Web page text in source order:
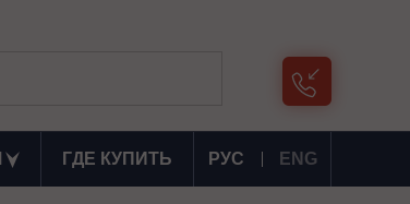
ГДЕ КУПИТЬ РУС ENG